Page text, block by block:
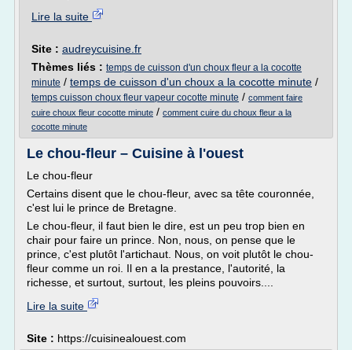
Lire la suite
Site : audreycuisine.fr
Thèmes liés : temps de cuisson d'un choux fleur a la cocotte
minute / temps de cuisson d'un choux a la cocotte minute /
temps cuisson choux fleur vapeur cocotte minute / comment faire
cuire choux fleur cocotte minute / comment cuire du choux fleur a la
cocotte minute
Le chou-fleur – Cuisine à l'ouest
Le chou-fleur
Certains disent que le chou-fleur, avec sa tête couronnée,
c'est lui le prince de Bretagne.
Le chou-fleur, il faut bien le dire, est un peu trop bien en
chair pour faire un prince. Non, nous, on pense que le
prince, c'est plutôt l'artichaut. Nous, on voit plutôt le chou-
fleur comme un roi. Il en a la prestance, l'autorité, la
richesse, et surtout, surtout, les pleins pouvoirs....
Lire la suite
Site : https://cuisinealouest.com